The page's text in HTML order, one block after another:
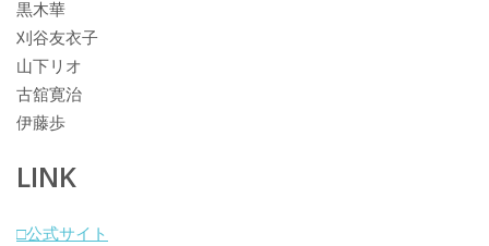
黒木華
刈谷友衣子
山下リオ
古舘寛治
伊藤歩
LINK
□公式サイト